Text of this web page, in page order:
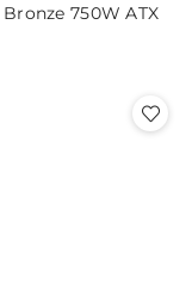
750W ATX